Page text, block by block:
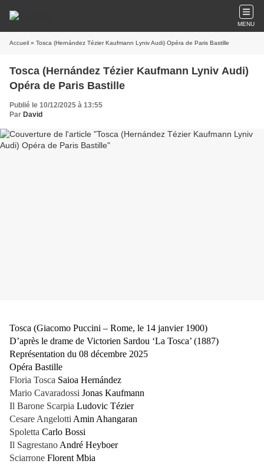
MENU
Accueil » Tosca (Hernández Tézier Kaufmann Lyniv Audi) Opéra de Paris Bastille
Tosca (Hernández Tézier Kaufmann Lyniv Audi)
Opéra de Paris Bastille
Publié le 10/12/2025 à 13:55
Par David
Tosca (Giacomo Puccini – Rome, le 14 janvier 1900)
D’après le drame de Victorien Sardou ‘La Tosca’ (1887)
Représentation du 08 décembre 2025
Opéra Bastille
Floria Tosca Saioa Hernández
Mario Cavaradossi Jonas Kaufmann
Il Barone Scarpia Ludovic Tézier
Cesare Angelotti Amin Ahangaran
Spoletta Carlo Bossi
Il Sagrestano André Heyboer
Sciarrone Florent Mbia